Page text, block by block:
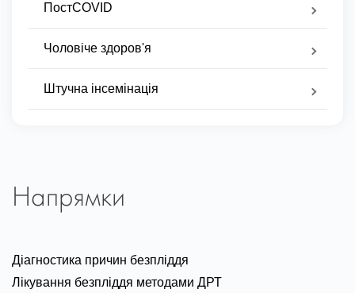
ПостCOVID
Чоловіче здоров'я
Штучна інсемінація
Напрямки
Діагностика причин безпліддя
Лікування безпліддя методами ДРТ